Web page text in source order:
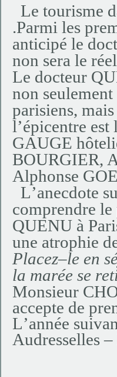
Le tourisme
.Parmi les pre
anticipé le doct
non sera le rée
Le docteur
non seulement
parisiens,ma
l’épicentre est
GAUGEhôteli
BOURGIER,
Alphonse GOE
L’anecdote su
comprendre le
QUENU à Pari
une atrophie
Placez–le en s
la marée se re
Monsieur CH
accepte de pre
L’année suiv
Audresselles